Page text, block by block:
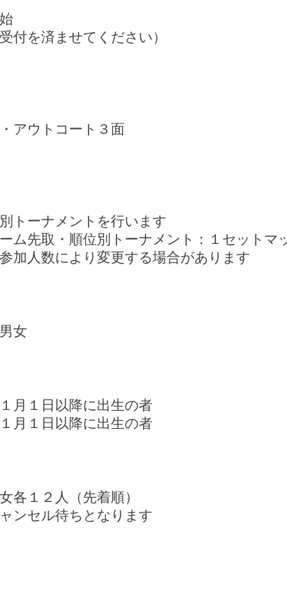
付を済ませてください）
アウトコート３面
トーナメントを行います
ム先取・順位別トーナメント：１セットマ
加人数により変更する場合があります
女
月１日以降に出生の者
月１日以降に出生の者
１２人（先着順）
ンセル待ちとなります